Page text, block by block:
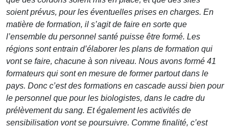
soient prévus, pour les éventuelles prises en charges. En
matière de formation, il s’agit de faire en sorte que
l’ensemble du personnel santé puisse être formé. Les
régions sont entrain d’élaborer les plans de formation qui
vont se faire, chacune à son niveau. Nous avons formé 41
formateurs qui sont en mesure de former partout dans le
pays. Donc c’est des formations en cascade aussi bien pour
le personnel que pour les biologistes, dans le cadre du
prélèvement du sang. Et également les activités de
sensibilisation vont se poursuivre. Comme finalité, c’est